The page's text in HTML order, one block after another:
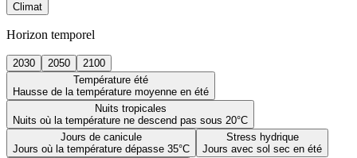
Climat
Horizon temporel
2030 2050
2100
Température été
Hausse de la température moyenne en été
Nuits tropicales
Nuits où la température ne descend pas sous 20°C
Jours de canicule
Jours où la température dépasse 35°C
Stress hydrique
Jours avec sol sec en été